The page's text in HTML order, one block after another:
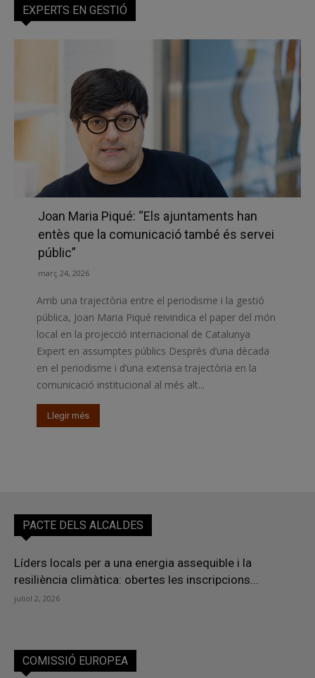
EXPERTS EN GESTIÓ
Joan Maria Piqué: “Els ajuntaments han
entès que la comunicació també és servei
públic”
març 24, 2026
Amb una trajectòria entre el periodisme i la gestió
pública, Joan Maria Piqué reivindica el paper del món
local en la projecció internacional de Catalunya
Expert en assumptes públics Després d’una dècada
en el periodisme i d’una extensa trajectòria en la
comunicació institucional al més alt...
Llegir més
PACTE DELS ALCALDES
Líders locals per a una energia assequible i la
resiliència climàtica: obertes les inscripcions...
juliol 2, 2026
COMISSIÓ EUROPEA